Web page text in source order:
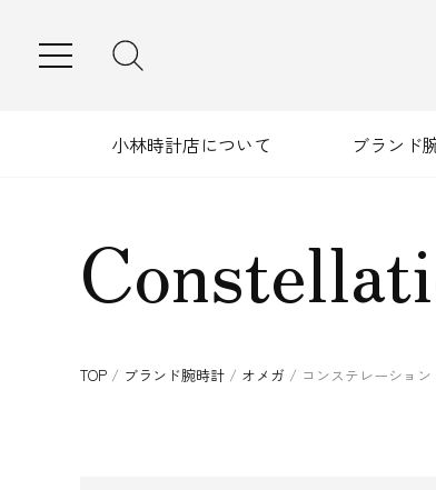
小林時計店について ブランド
TOP / ブランド腕時計 / オメガ / コンステレーション